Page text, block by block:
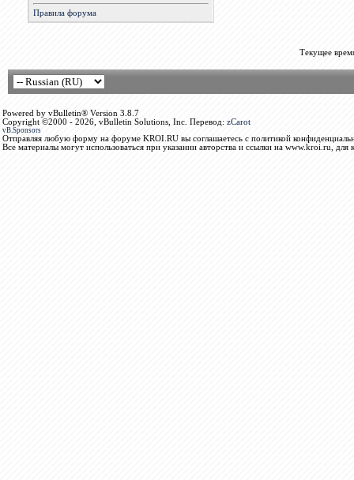
Правила форума
Текущее
Powered by vBulletin® Version 3.8.7
Copyright ©2000 - 2026, vBulletin Solutions, Inc. Перевод: zCarot
vB.Sponsors
Отправляя любую форму на форуме KROI.RU вы соглашаетесь с политикой
Все материалы могут использоваться при указании авторства и ссылки на www.kroi.ru, для